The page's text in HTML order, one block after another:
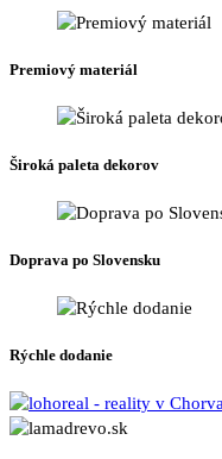
stránke
through
má
variantov.
Možnosti
si
vybrať
na
stránke
produktu.
Premiový materiál
Široká paleta dekorov
Doprava po Slovensku
Rýchle dodanie